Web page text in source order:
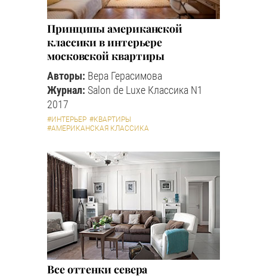
Принципы американской
классики в интерьере
московской квартиры
Авторы: Вера Герасимова
Журнал: Salon de Luxe Классика N1
2017
#ИНТЕРЬЕР #КВАРТИРЫ
#АМЕРИКАНСКАЯ КЛАССИКА
Все оттенки севера